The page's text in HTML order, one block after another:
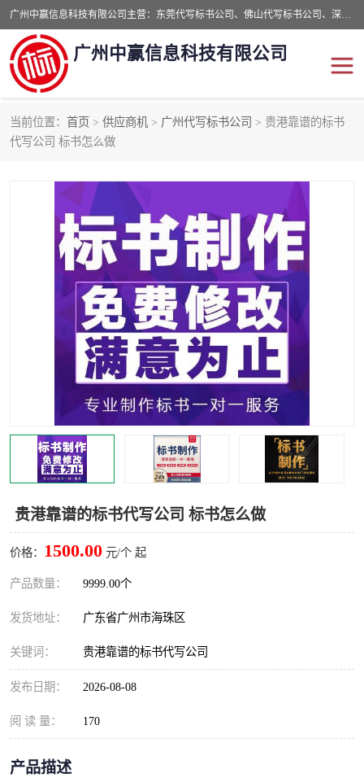
广州中赢信息科技有限公司主营：东莞代写标书公司、佛山代写标书公司、深圳代写标书公司等,食品类标书、工程类类标书,经验丰富的标书制作团队,24小时加急服务,多对一服务。
广州中赢信息科技有限公司
当前位置： 首页 > 供应商机 > 广州代写标书公司 > 贵港靠谱的标书
代写公司 标书怎么做
贵港靠谱的标书代写公司 标书怎么做
价格： 1500.00 元/个 起
产品数量： 9999.00个
发货地址： 广东省广州市海珠区
关键词： 贵港靠谱的标书代写公司
发布日期： 2026-08-08
阅 读 量： 170
产品描述
东莞代写标书公司
深圳代写标书公司 广州代写标书公司